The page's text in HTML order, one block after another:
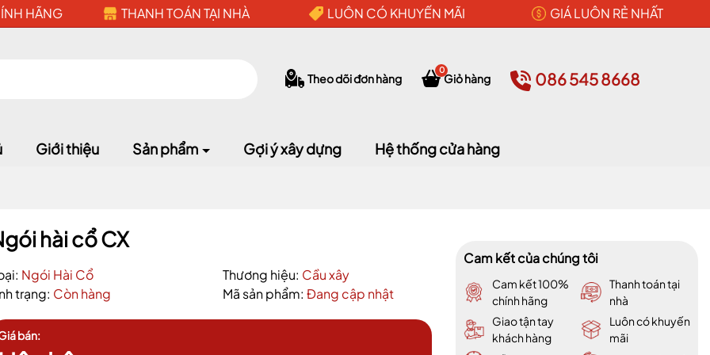
HÃNG THANH TOÁN TẠI NHÀ LUÔN CÓ KHUYẾN MÃI GIÁ LUÔN RẺ NHẤT
Theo dõi đơn hàng Giỏ hàng
0 086 545 8668
Giới thiệu Sản phẩm Gợi ý xây dựng Hệ thống cửa hàng
hài cổ CX
Ngói Hài Cổ Thương hiệu: Cầu xây
trạng: Còn hàng Mã sản phẩm: Đang cập nhật
bán:
Cam kết của chúng tôi
Cam kết 100%
chính hãng
Thanh toán tại
nhà
Giao tận tay
khách hàng
Luôn có khuyến
mãi
Mã giảm giá: